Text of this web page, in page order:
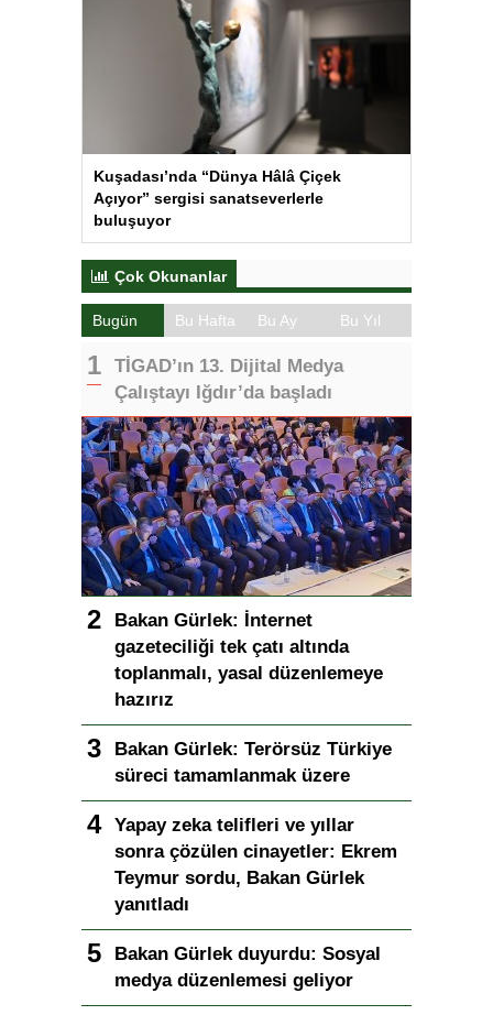
Kuşadası’nda “Dünya Hâlâ Çiçek
Açıyor” sergisi sanatseverlerle
buluşuyor
Çok Okunanlar
Bugün Bu Hafta Bu Ay Bu Yıl
TİGAD’ın 13. Dijital Medya
Çalıştayı Iğdır’da başladı
Bakan Gürlek: İnternet
gazeteciliği tek çatı altında
toplanmalı, yasal düzenlemeye
hazırız
Bakan Gürlek: Terörsüz Türkiye
süreci tamamlanmak üzere
Yapay zeka telifleri ve yıllar
sonra çözülen cinayetler: Ekrem
Teymur sordu, Bakan Gürlek
yanıtladı
Bakan Gürlek duyurdu: Sosyal
medya düzenlemesi geliyor